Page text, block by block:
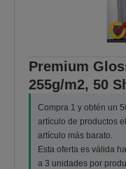
Premium
255g/m2, 50
Compra 1 y obtén un
artículo de productos
artículo más barato.
Esta oferta es válida
a 3 unidades por